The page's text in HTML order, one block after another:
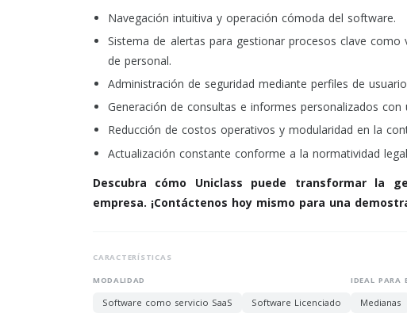
Navegación intuitiva y operación cómoda del software.
Sistema de alertas para gestionar procesos clave
de personal.
Administración de seguridad mediante perfiles de
Generación de consultas e informes personalizados
Reducción de costos operativos y modularidad en la
Actualización constante conforme a la normatividad
Descubra cómo Uniclass puede transformar la
empresa. ¡Contáctenos hoy mismo para una
CARACTERÍSTICAS
MODALIDAD
Software como servicio SaaS Software Licenciado
IDEAL PARA
Medianas